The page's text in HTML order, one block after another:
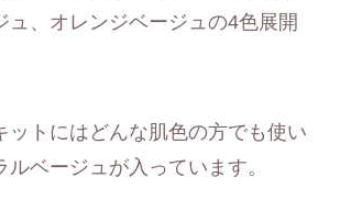
ュ、オレンジベージュの4色展開
ットにはどんな肌色の方でも使い
ベージュが入っています。